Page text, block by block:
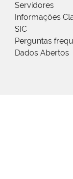
Servidores
Informações
SIC
Perguntas
Dados Abertos